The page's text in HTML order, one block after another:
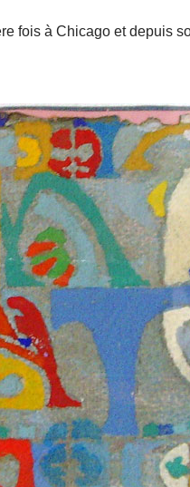
fois à Chicago et depuis